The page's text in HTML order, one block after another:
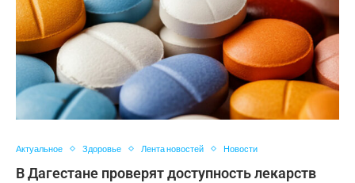
Актуальное Здоровье Лента новостей Новости
В Дагестане проверят доступность лекарств